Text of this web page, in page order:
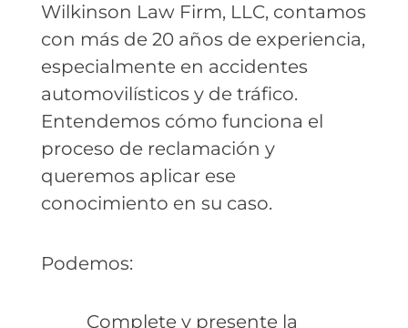
Wilkinson Law Firm, LLC, contamos
con más de 20 años de experiencia,
especialmente en accidentes
automovilísticos y de tráfico.
Entendemos cómo funciona el
proceso de reclamación y
queremos aplicar ese
conocimiento en su caso.
Podemos:
Complete y presente la